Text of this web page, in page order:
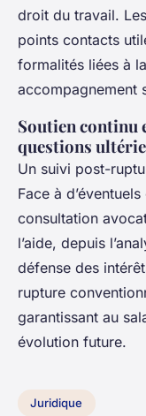
droit du travail.
points contacts
formalités liées à
accompagnement
Soutien continu
questions
Un suivi post-
Face à
consultation
l’aide, depuis
défense des
rupture
garantissant au
évolution future.
Juridique